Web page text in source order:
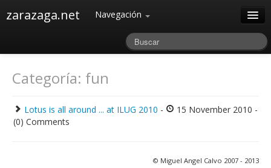
zarazaga.net Navegación
Categoría: fun
Lotus is all around ... at ILUG 2010 -
15 November 2010 -
(0) Comments
© Miguel Angel Calvo 2007 - 2013